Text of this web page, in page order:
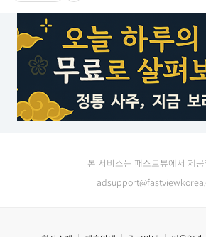
본 서비스는 패스트뷰에서 제공